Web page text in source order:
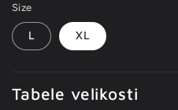
Size
L XL
Tabele velikosti